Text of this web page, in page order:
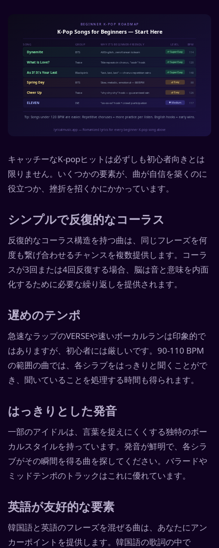
キャッチーなK-popヒットは必ずしも初心者向きとは
限りません。いくつかの要素が、曲が自信を築くのに
役立つか、挫折を招くかにかかっています。
シンプルで反復的なコーラス
反復的なコーラス構造を持つ曲は、同じフレーズを何
度も繋げ合わせるチャンスを複数提供します。コーラ
スが3回または4回反復する場合、脳は音と意味を内面
化するために必要な繰り返しを提供されます。
遅めのテンポ
急速なラップのVERSEや速いボーカルランは印象的で
はありますが、初心者には厳しいです。90-110 BPM
の範囲の曲では、各シラブをはっきりと聞くことがで
き、聞いていることを処理する時間も得られます。
はっきりとした発音
一部のアイドルは、言葉を捉えにくくする独特のボー
カルスタイルを持っています。発音が鮮明で、各シラ
ブがその瞬間を得る曲を探してください。バラードや
ミッドテンポのトラックはこれに優れています。
英語が友好的な要素
韓国語と英語のフレーズを混ぜる曲は、あなたにアン
カーポイントを提供します。韓国語の歌詞の中で